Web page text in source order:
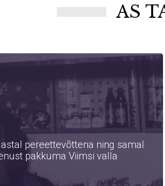
AS
pereettevõttena ning samal
pakkuma Viimsi valla